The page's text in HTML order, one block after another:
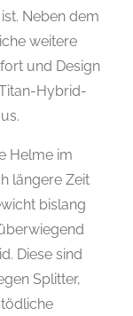
Neben dem
weitere
und Design
Hybrid-
Helme im
längere Zeit
bislang
Diese sind
Splitter,